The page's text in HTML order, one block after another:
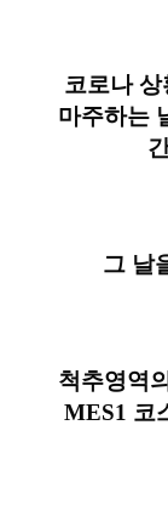
코로나
마주하는
그 날
척추영역
MES1 코